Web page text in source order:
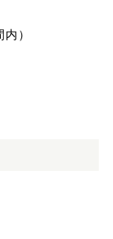
）